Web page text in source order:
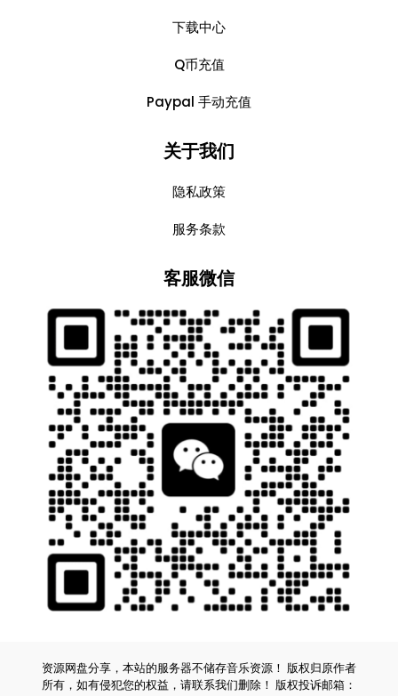
下载中心
Q币充值
Paypal 手动充值
关于我们
隐私政策
服务条款
客服微信
资源网盘分享，本站的服务器不储存音乐资源！ 版权归原作者
所有，如有侵犯您的权益，请联系我们删除！ 版权投诉邮箱：